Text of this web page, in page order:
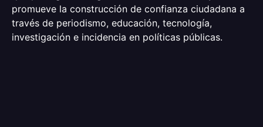
promueve la construcción de confianza ciudadana a
través de periodismo, educación, tecnología,
investigación e incidencia en políticas públicas.